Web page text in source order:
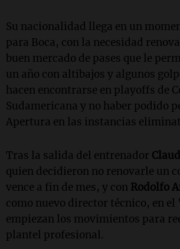
Su nacionalidad llega en un
para Boca, con la necesidad
buen mercado de pases que le
un año con altibajos y algunos
hacen encontrarse en playoffs de
Sudamericana y no haber podido
Apertura en las instancias
Tras la salida del entrenador
quien decidieron no renovarle un
vence a fin de mes, y con Rodolfo
como nuevo director técnico, en el
empiezan los movimientos para
plantel profesional.